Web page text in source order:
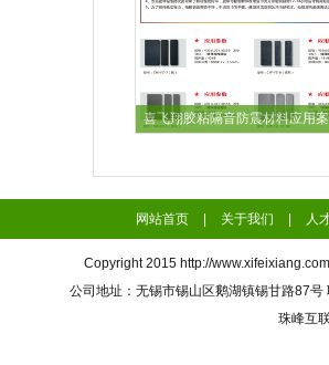
喜飞翔胶粘隔音防震材料应用
网站首页 关于我们 人
Copyright 2015 http://www.xifeixiang.com
公司地址：无锡市锡山区鹅湖镇锡甘路87
珠峰互